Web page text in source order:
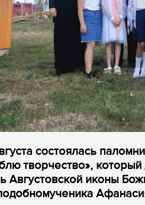
состоялась
творчество»,
Августовской иконы